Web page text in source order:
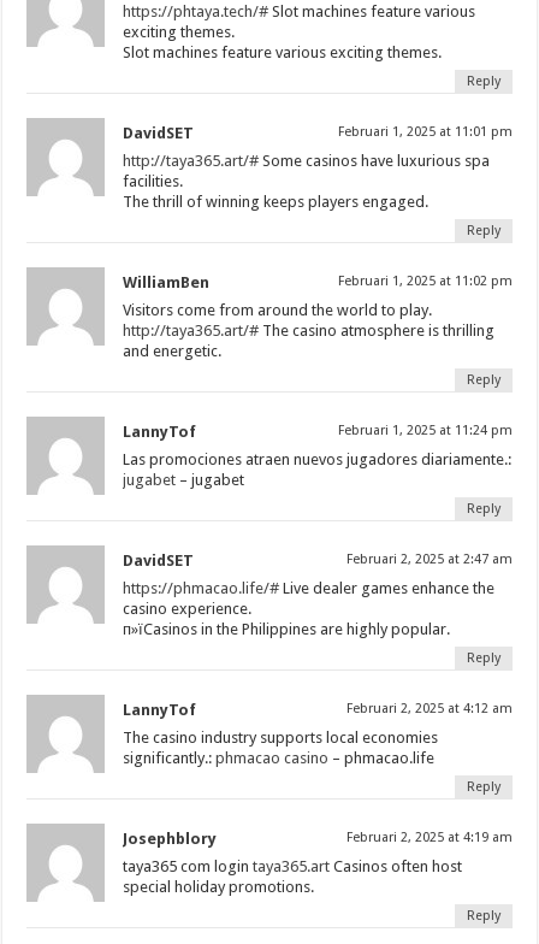
https://phtaya.tech/# Slot machines feature various
exciting themes.
Slot machines feature various exciting themes.
Reply
DavidSET Februari 1, 2025 at 11:01 pm
http://taya365.art/# Some casinos have luxurious spa
facilities.
The thrill of winning keeps players engaged.
Reply
WilliamBen Februari 1, 2025 at 11:02 pm
Visitors come from around the world to play.
http://taya365.art/# The casino atmosphere is thrilling
and energetic.
Reply
LannyTof Februari 1, 2025 at 11:24 pm
Las promociones atraen nuevos jugadores diariamente.:
jugabet – jugabet
Reply
DavidSET Februari 2, 2025 at 2:47 am
https://phmacao.life/# Live dealer games enhance the
casino experience.
п»їCasinos in the Philippines are highly popular.
Reply
LannyTof Februari 2, 2025 at 4:12 am
The casino industry supports local economies
significantly.:phmacao casino – phmacao.life
Reply
Josephblory Februari 2, 2025 at 4:19 am
taya365 com logintaya365.art Casinos often host
special holiday promotions.
Reply